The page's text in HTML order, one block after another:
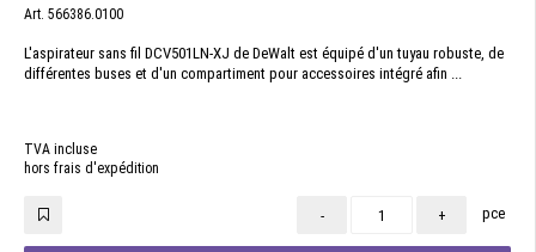
Art. 566386.0100
L'aspirateur sans fil DCV501LN-XJ de DeWalt est équipé d'un tuyau robuste, de
différentes buses et d'un compartiment pour accessoires intégré afin ...
TVA incluse
hors frais d'expédition
- + pce